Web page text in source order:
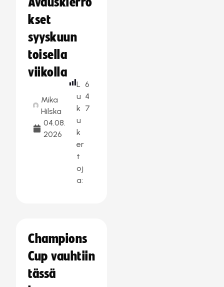
kset
syyskuun
toisella
viikolla
Mika
Hilska
04.08.
2026
L
u
k
u
k
er
t
oj
a:
6
4
7
Champions
Cup vauhtiin
tässä